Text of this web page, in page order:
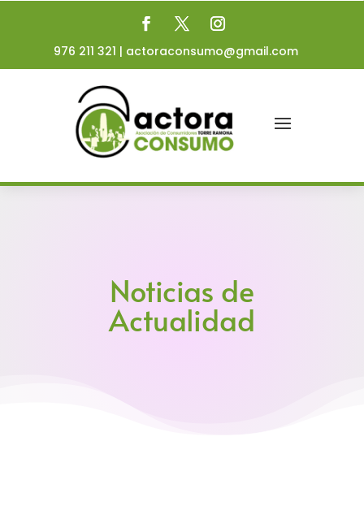
976 211 321 | actoraconsumo@gmail.com
Noticias de
Actualidad